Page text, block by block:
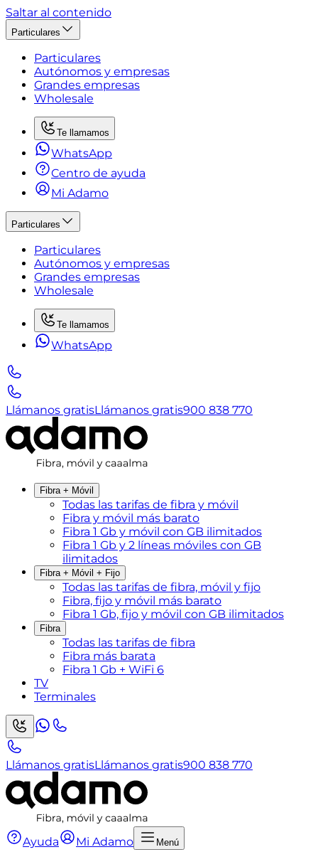
Saltar al contenido
Particulares
Particulares
Autónomos y empresas
Grandes empresas
Wholesale
Te llamamos
WhatsApp
Centro de ayuda
Mi Adamo
Particulares
Particulares
Autónomos y empresas
Grandes empresas
Wholesale
Te llamamos
WhatsApp
Llámanos gratisLlámanos gratis900 838 770
Fibra + Móvil
Todas las tarifas de fibra y móvil
Fibra y móvil más barato
Fibra 1 Gb y móvil con GB ilimitados
Fibra 1 Gb y 2 líneas móviles con GB
ilimitados
Fibra + Móvil + Fijo
Todas las tarifas de fibra, móvil y fijo
Fibra, fijo y móvil más barato
Fibra 1 Gb, fijo y móvil con GB ilimitados
Fibra
Todas las tarifas de fibra
Fibra más barata
Fibra 1 Gb + WiFi 6
TV
Terminales
Llámanos gratisLlámanos gratis900 838 770
Ayuda Mi Adamo Menú